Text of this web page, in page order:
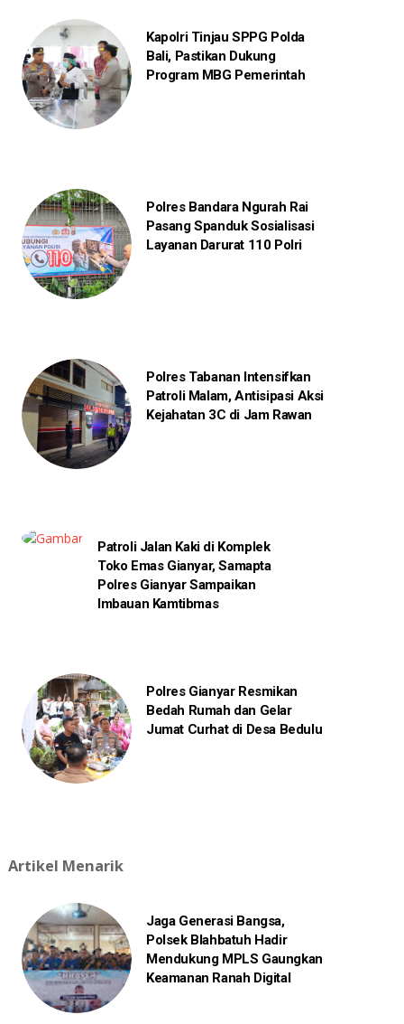
Kapolri Tinjau SPPG Polda
Bali, Pastikan Dukung
Program MBG Pemerintah
Polres Bandara Ngurah Rai
Pasang Spanduk Sosialisasi
Layanan Darurat 110 Polri
Polres Tabanan Intensifkan
Patroli Malam, Antisipasi Aksi
Kejahatan 3C di Jam Rawan
Patroli Jalan Kaki di Komplek
Toko Emas Gianyar, Samapta
Polres Gianyar Sampaikan
Imbauan Kamtibmas
Polres Gianyar Resmikan
Bedah Rumah dan Gelar
Jumat Curhat di Desa Bedulu
Artikel Menarik
Jaga Generasi Bangsa,
Polsek Blahbatuh Hadir
Mendukung MPLS Gaungkan
Keamanan Ranah Digital